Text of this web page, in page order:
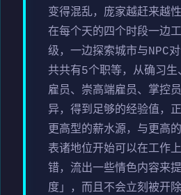
变得混乱，庞家越赶来越
在每个天的四个时段一边
级，一边探索城市与NPC
共共有5个职等，从确习生
雇员、崇高端雇员、掌控
异，得到足够的经验值，
更高型的薪水源，与更高
表诸地位开始可以在工作
错，流出一些情色内容来
度」，而且不会立刻被开